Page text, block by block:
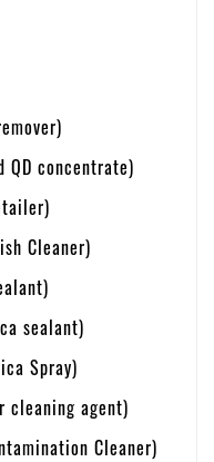
QD concentrate)
Cleaner)
sealant)
Spray)
cleaning agent)
Cleaner)